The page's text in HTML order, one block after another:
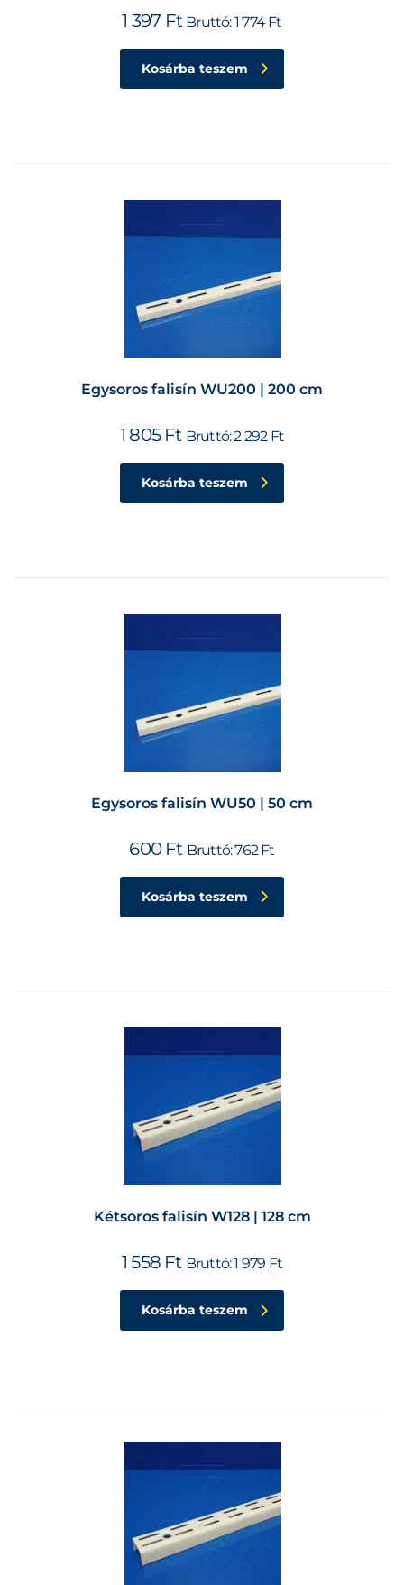
1 397 Ft Bruttó:1 774Ft
Kosárba teszem
Egysoros falisín WU200 | 200 cm
1 805 Ft Bruttó:2 292 Ft
Kosárba teszem
Egysoros falisín WU50 | 50 cm
600 Ft Bruttó:762 Ft
Kosárba teszem
Kétsoros falisín W128 | 128 cm
1 558 Ft Bruttó:1 979 Ft
Kosárba teszem